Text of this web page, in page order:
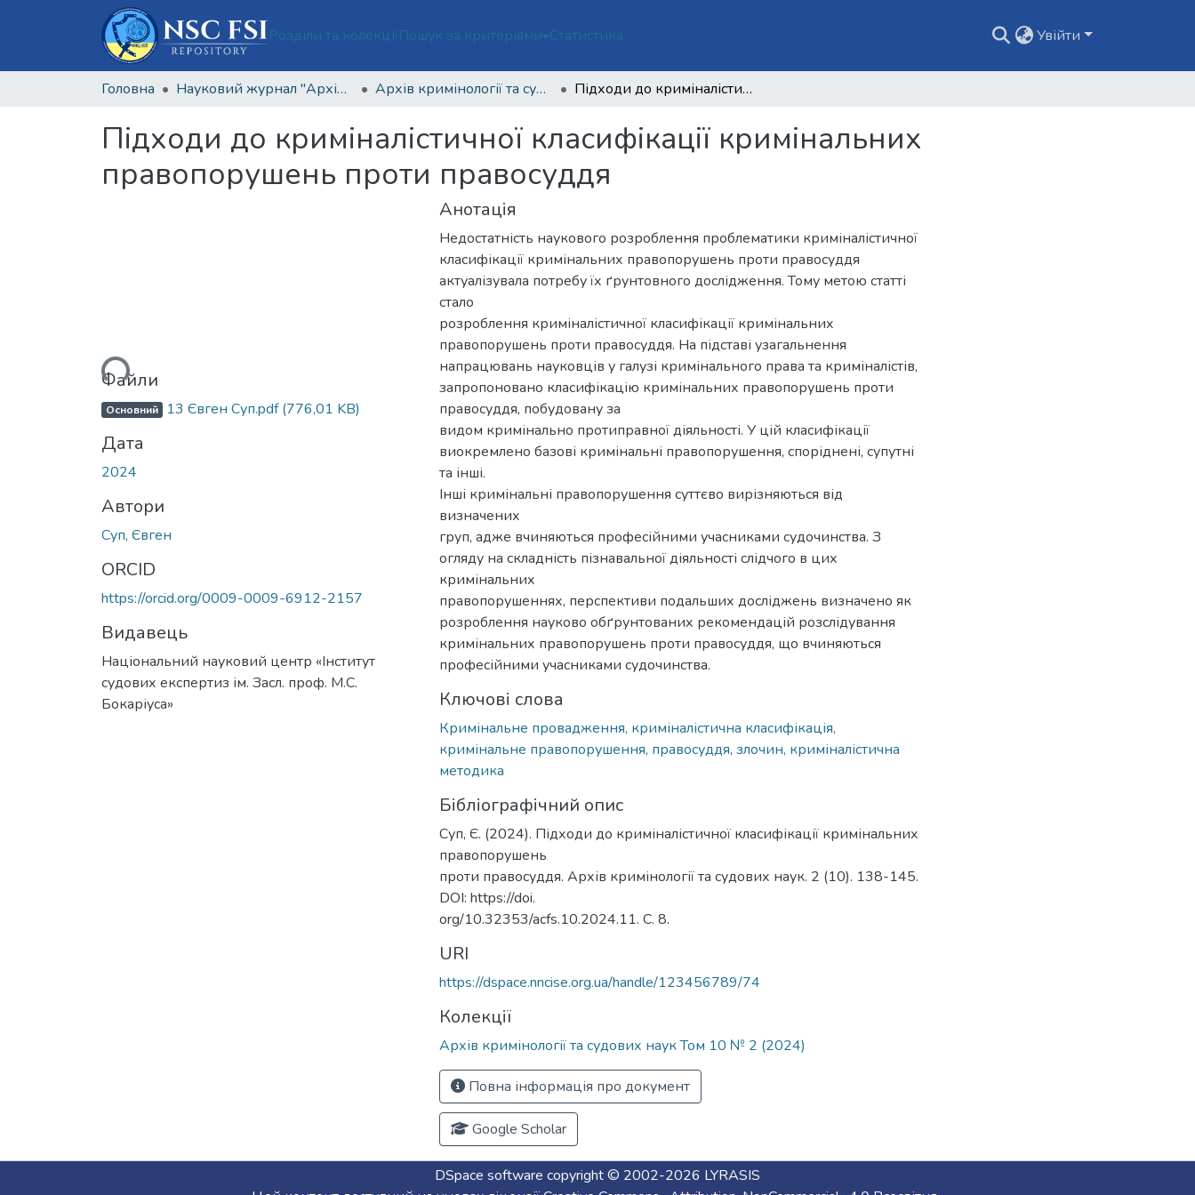
Розділи та колекціїПошук за критеріями Статистика Увійти
Головна Науковий журнал "Архів кримінології та судових наук" Архів кримінології та судових наук Том 10 № 2 (2024) Підходи до криміналістичної класифікації кримінальних правопорушень проти правосуддя
Підходи до криміналістичної класифікації кримінальних
правопорушень проти правосуддя
Вантажиться...Файли
Основний 13 Євген Суп.pdf(776,01 KB)
Дата
2024
Автори
Суп, Євген
ORCID
https://orcid.org/0009-0009-6912-2157
Видавець
Національний науковий центр «Інститут
судових експертиз ім. Засл. проф. М.С.
Бокаріуса»
Анотація
Недостатність наукового розроблення проблематики криміналістичної
класифікації кримінальних правопорушень проти правосуддя
актуалізувала потребу їх ґрунтовного дослідження. Тому метою статті
стало
розроблення криміналістичної класифікації кримінальних
правопорушень проти правосуддя. На підставі узагальнення
напрацювань науковців у галузі кримінального права та криміналістів,
запропоновано класифікацію кримінальних правопорушень проти
правосуддя, побудовану за
видом кримінально протиправної діяльності. У цій класифікації
виокремлено базові кримінальні правопорушення, споріднені, супутні
та інші.
Інші кримінальні правопорушення суттєво вирізняються від
визначених
груп, адже вчиняються професійними учасниками судочинства. З
огляду на складність пізнавальної діяльності слідчого в цих
кримінальних
правопорушеннях, перспективи подальших досліджень визначено як
розроблення науково обґрунтованих рекомендацій розслідування
кримінальних правопорушень проти правосуддя, що вчиняються
професійними учасниками судочинства.
Ключові слова
Кримінальне провадження, криміналістична класифікація,
кримінальне правопорушення, правосуддя, злочин, криміналістична
методика
Бібліографічний опис
Суп, Є. (2024). Підходи до криміналістичної класифікації кримінальних
правопорушень
проти правосуддя. Архів кримінології та судових наук. 2 (10). 138-145.
DOI: https://doi.
org/10.32353/acfs.10.2024.11. С. 8.
URI
https://dspace.nncise.org.ua/handle/123456789/74
Колекції
Архів кримінології та судових наук Том 10 № 2 (2024)
Повна інформація про документ
Google Scholar
DSpace software copyright © 2002-2026 LYRASIS